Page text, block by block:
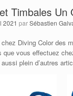
Timbales Un
2021 parSébastien
Diving Color des
que vous effectuez
plein d’autres